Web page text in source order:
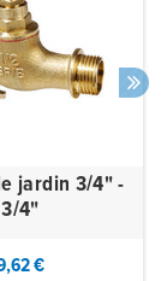
jardin 3/4" -
3/4"
€